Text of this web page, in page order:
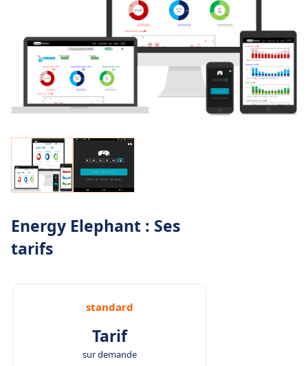
Energy Elephant : Ses
tarifs
standard
Tarif
sur demande